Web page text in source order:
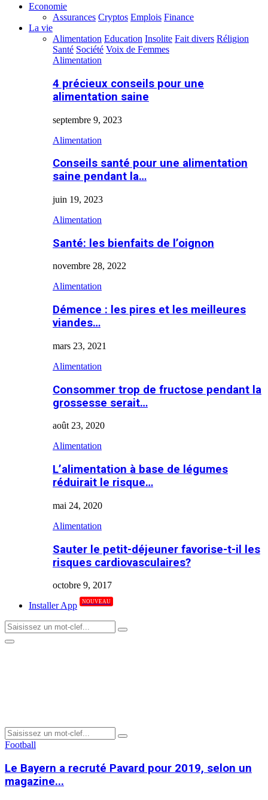
Economie
Assurances Cryptos Emplois Finance
La vie
Alimentation Education Insolite Fait divers Réligion
Santé Société Voix de Femmes
Alimentation
4 précieux conseils pour une
alimentation saine
septembre 9, 2023
Alimentation
Conseils santé pour une alimentation
saine pendant la…
juin 19, 2023
Alimentation
Santé: les bienfaits de l’oignon
novembre 28, 2022
Alimentation
Démence : les pires et les meilleures
viandes…
mars 23, 2021
Alimentation
Consommer trop de fructose pendant la
grossesse serait…
août 23, 2020
Alimentation
L’alimentation à base de légumes
réduirait le risque…
mai 24, 2020
Alimentation
Sauter le petit-déjeuner favorise-t-il les
risques cardiovasculaires?
octobre 9, 2017
Installer App
NOUVEAU
Search
for:
Search
Primary
Search
for:
Search
Le
a
recruté
Pavard
Football
Le Bayern a recruté Pavard pour 2019, selon un
magazine...